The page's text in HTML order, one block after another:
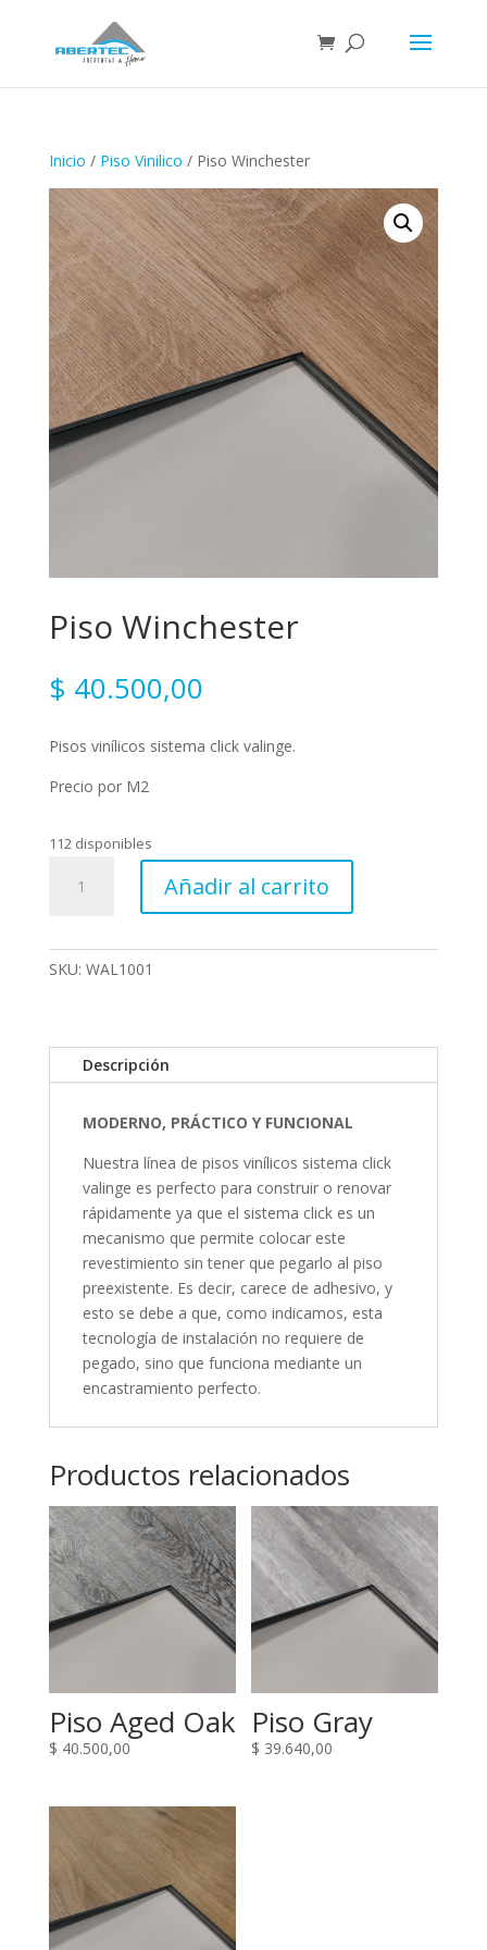
Inicio / Piso Vinilico / Piso Winchester
Piso Winchester
$ 40.500,00
Pisos vinílicos sistema click valinge.
Precio por M2
112 disponibles
Winchester
Añadir al carrito
SKU: WAL1001
Descripción
MODERNO, PRÁCTICO Y FUNCIONAL
Nuestra línea de pisos vinílicos sistema click
valinge es perfecto para construir o renovar
rápidamente ya que el sistema click es un
mecanismo que permite colocar este
revestimiento sin tener que pegarlo al piso
preexistente. Es decir, carece de adhesivo, y
esto se debe a que, como indicamos, esta
tecnología de instalación no requiere de
pegado, sino que funciona mediante un
encastramiento perfecto.
Productos relacionados
Piso Aged Oak
$ 40.500,00
Piso Gray
$ 39.640,00